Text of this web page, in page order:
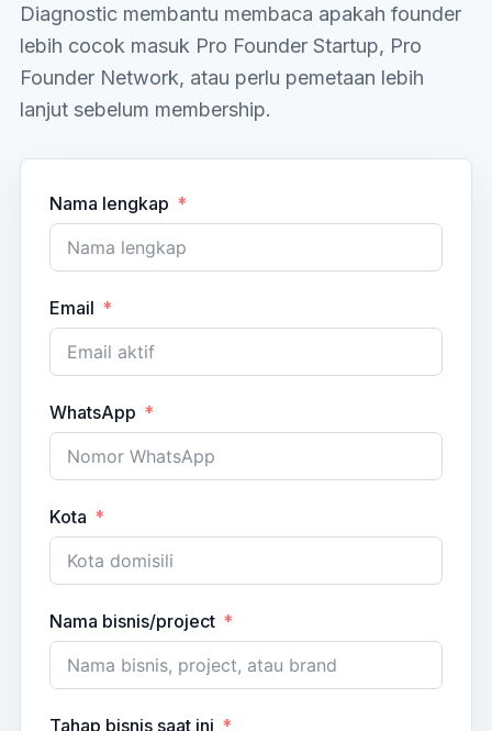
Diagnostic membantu membaca apakah founder
lebih cocok masuk Pro Founder Startup, Pro
Founder Network, atau perlu pemetaan lebih
lanjut sebelum membership.
Nama lengkap
Email
WhatsApp
Kota
Nama bisnis/project
Tahap bisnis saat ini